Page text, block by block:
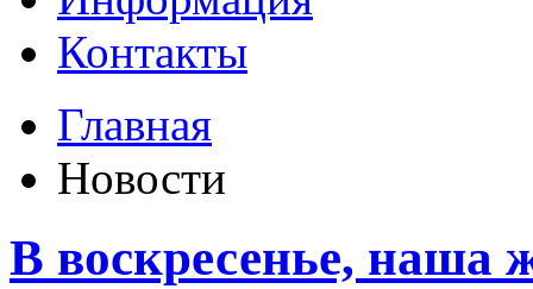
Контакты
Главная
Новости
В воскресенье, наша